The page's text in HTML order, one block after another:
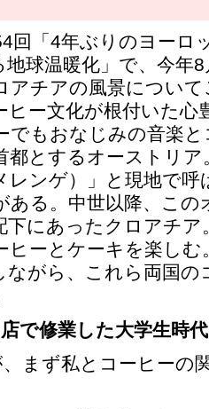
回「4年ぶりのヨーロ
地球温暖化」で、今年
アチアの風景につい
ヒー文化が根付いた心
でもおなじみの音楽
都とするオーストリ
レンゲ）」と現地で呼
ある。中世以降、こ
下にあったクロアチア
ヒーとケーキを楽しむ
ながら、これら両国の
で修業した大学生時代
まず私とコーヒーの